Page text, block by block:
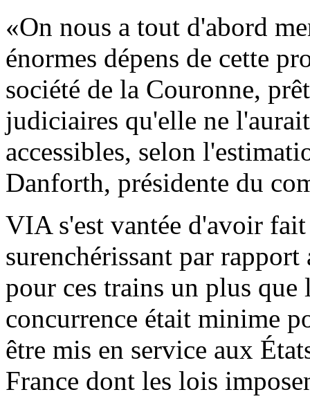
«On nous a tout d'abord
énormes dépens de cette
société de la Couronne,
judiciaires qu'elle ne
accessibles, selon
Danforth, présidente du
VIA s'est vantée d'avoir
surenchérissant par
pour ces trains un plus que
concurrence était minime
être mis en service aux
France dont les lois